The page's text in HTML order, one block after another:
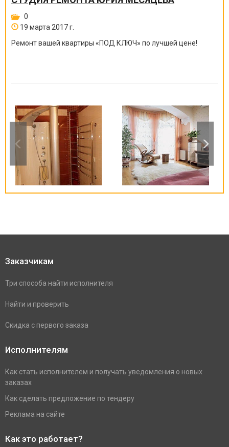
0
19 марта 2017 г.
Ремонт вашей квартиры «ПОД КЛЮЧ» по лучшей цене!
Заказчикам
Три способа найти исполнителя
Найти и проверить
Скидка с первого заказа
Исполнителям
Как стать исполнителем и получать уведомления о новых
заказах
Как сделать предложение по тендеру
Реклама на сайте
Как это работает?